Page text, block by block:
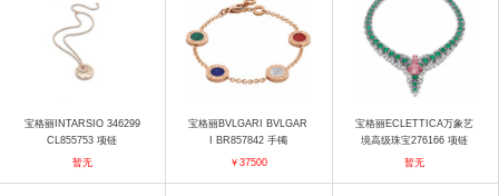
宝格丽INTARSIO 346299
CL855753 项链
暂无
宝格丽BVLGARI BVLGAR
I BR857842 手镯
￥37500
宝格丽ECLETTICA万象艺
境高级珠宝276166 项链
暂无